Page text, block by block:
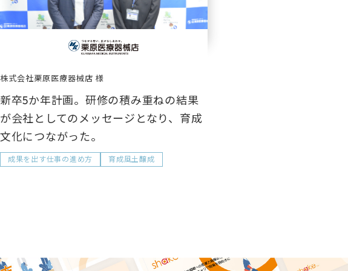
株式会社栗原医療器械店
新卒5か年計画。研修の積み重ねの結果
が会社としてのメッセージとなり、育成
文化につながった。
成果を出す仕事の進め方 育成風土醸成